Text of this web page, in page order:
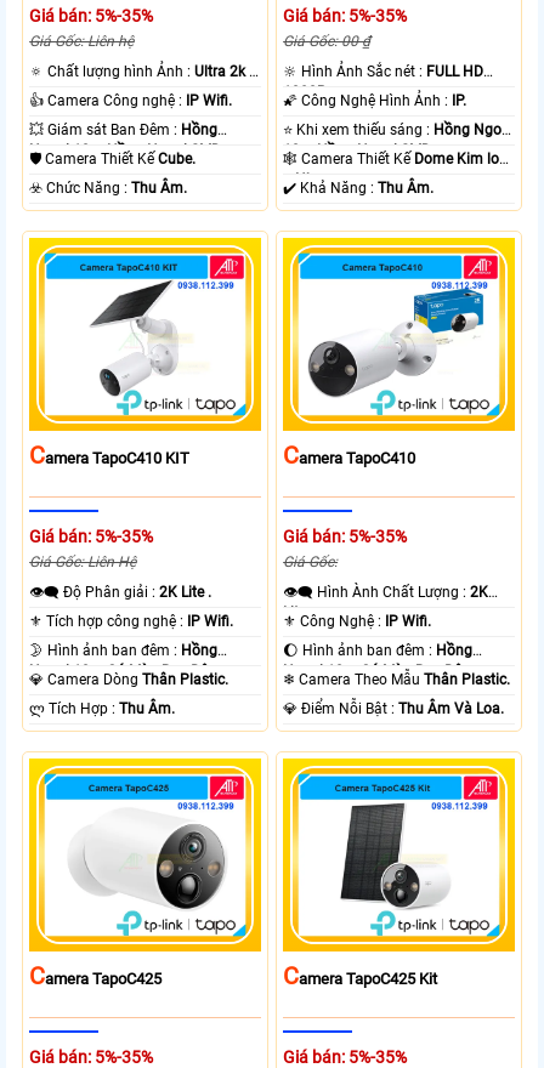
Giá bán: 5%-35%
Giá Gốc: Liên hệ
🔅 Chất lượng hình Ảnh :Ultra 2k +
.
👍 Camera Công nghệ :
IP Wifi.
💥 Giám sát Ban Đêm : Hồng
Ngoại 10m Hồng Ngoại SMD.
🛡 Camera Thiết KếCube.
️☣️ Chức Năng :Thu Âm.
Giá bán: 5%-35%
Giá Gốc: 00 ₫
🔆 Hình Ảnh Sắc nét : FULL HD
1080P .
🌠 Công Nghệ Hình Ảnh :
IP.
⭐ Khi xem thiếu sáng : Hồng Ngoại
10m Hồng Ngoại SMD.
🕸️ Camera Thiết Kế Dome Kim loại
+ Nhựa.
️✔️ Khả Năng :Thu Âm.
CAmera TapoC410 KIT
Giá bán: 5%-35%
Giá Gốc: Liên Hệ
👁️‍🗨 Độ Phân giải :2K Lite .
⚜️ Tích hợp công nghệ : IP Wifi.
🌛 Hình ảnh ban đêm : Hồng
Ngoại 10m Có Màu Ban Ðêm.
💎 Camera DòngThân Plastic.
️ლ Tích Hợp :Thu Âm.
CAmera TapoC410
Giá bán: 5%-35%
Giá Gốc:
👁️‍🗨 Hình Ành Chất Lượng :2K
Lite .
⚜️ Công Nghệ : IP Wifi.
🌔 Hình ảnh ban đêm : Hồng
Ngoại 10m Có Màu Ban Ðêm.
❄ Camera Theo MẫuThân Plastic.
️💎 Điểm Nỗi Bật :Thu Âm Và Loa.
CAmera TapoC425
Giá bán: 5%-35%
CAmera TapoC425 Kit
Giá bán: 5%-35%